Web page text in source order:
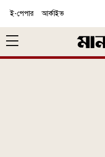
ই-পেপার আর্কাইভ